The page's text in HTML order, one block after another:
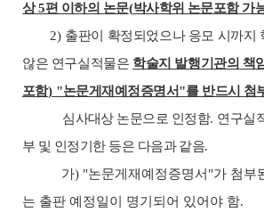
상5편 이하의 논문(박사학위 논문포함 가
2) 출판이 확정되었으나 응모 시까지
않은 연구실적물은 학술지 발행기관의 책
포함) "논문게재예정증명서"를 반드시 첨
심사대상 논문으로 인정함. 연구실
부 및 인정기한 등은 다음과 같음.
가) "논문게재예정증명서 "가 첨부
는 출판 예정일이 명기되어 있어야 함.